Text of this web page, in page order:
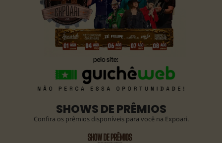
SHOWS DE PRÊMIOS
Confira os prêmios disponíveis para você na Expoari.